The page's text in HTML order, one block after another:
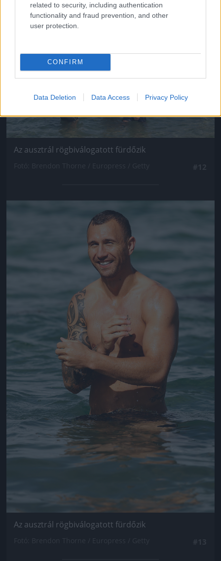
related to security, including authentication
functionality and fraud prevention, and other
user protection.
CONFIRM
Data Deletion Data Access Privacy Policy
Jön még kép!
Az ausztrál rögbiválogatott fürdőzik
Jön még kép!
Az ausztrál rögbiválogatott fürdőzik